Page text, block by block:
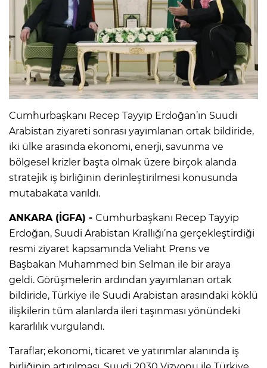
Cumhurbaşkanı Recep Tayyip Erdoğan’ın Suudi
Arabistan ziyareti sonrası yayımlanan ortak bildiride,
iki ülke arasında ekonomi, enerji, savunma ve
bölgesel krizler başta olmak üzere birçok alanda
stratejik iş birliğinin derinleştirilmesi konusunda
mutabakata varıldı.
ANKARA (İGFA) - Cumhurbaşkanı Recep Tayyip
Erdoğan, Suudi Arabistan Krallığı’na gerçekleştirdiği
resmi ziyaret kapsamında Veliaht Prens ve
Başbakan Muhammed bin Selman ile bir araya
geldi. Görüşmelerin ardından yayımlanan ortak
bildiride, Türkiye ile Suudi Arabistan arasındaki köklü
ilişkilerin tüm alanlarda ileri taşınması yönündeki
kararlılık vurgulandı.
Taraflar; ekonomi, ticaret ve yatırımlar alanında iş